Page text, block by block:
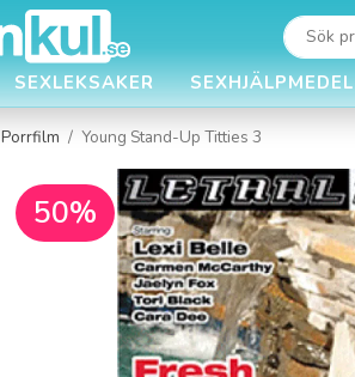
SEXLEKSAKER SEXHJÄLPMEDEL
Porrfilm / Young Stand-Up Titties 3
50%